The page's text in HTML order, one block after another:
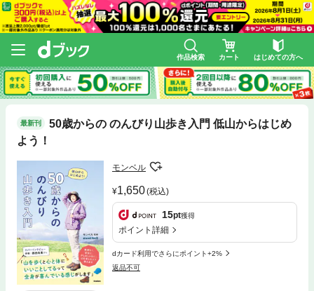
作品検索 カート はじめての方へ
最新刊
50歳からの のんびり山歩き入門 低山からはじめ
よう！
モンベル
1,650(税込)
15pt獲得
ポイント詳細
dカード利用でさらにポイント+2%
返品不可